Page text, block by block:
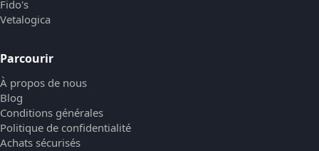
Fido's
Vetalogica
Parcourir
À propos de nous
Blog
Conditions générales
Politique de confidentialité
Achats sécurisés